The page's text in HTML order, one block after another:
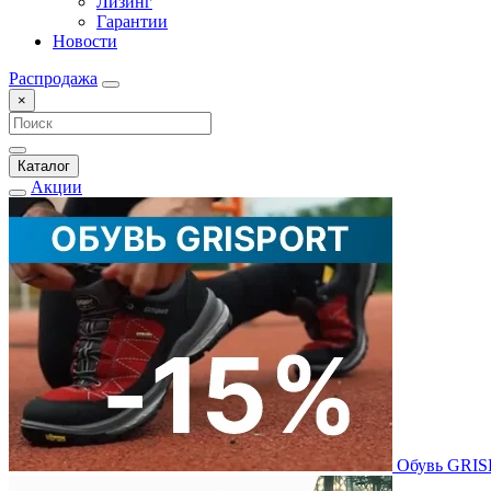
Гарантии
Новости
Распродажа
×
Каталог
Акции
Обувь